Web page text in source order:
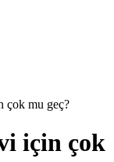
çok mu geç?
için çok